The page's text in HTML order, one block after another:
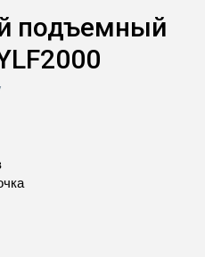
подъемный